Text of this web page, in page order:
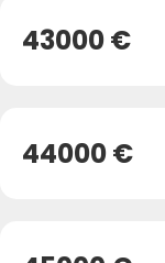
43000 €
44000 €